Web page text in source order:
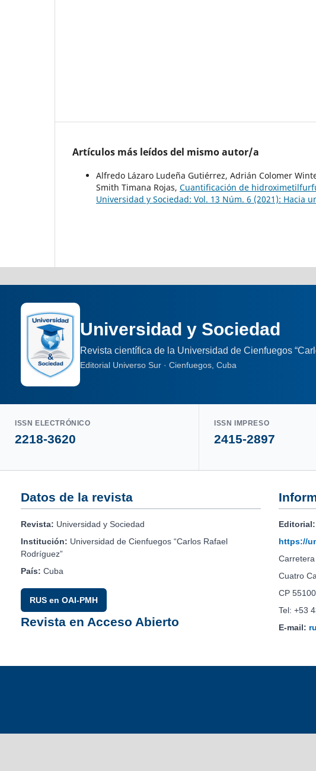
Artículos más leídos del mismo autor/a
Alfredo Lázaro Ludeña Gutiérrez, Adrián Colomer
Smith Timana Rojas, Cuantificación de
Universidad y Sociedad: Vol. 13 Núm. 6 (2021): Hacia
Universidad y Sociedad
Revista científica de la Universidad de Cienfuegos
Editorial Universo Sur · Cienfuegos, Cuba
ISSN ELECTRÓNICO
2218-3620
ISSN IMPRESO
2415-2897
Datos de la revista
Revista: Universidad y Sociedad
Institución: Universidad de Cienfuegos “Carlos Rafael
Rodríguez”
País: Cuba
RUS en OAI-PMH
Revista en Acceso Abierto
Editorial:
https://
Cuatro
CP 55100
Tel: +53
E-mail: